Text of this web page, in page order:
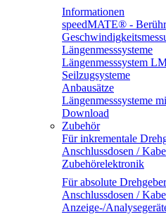
Informationen
speedMATE® -
Längenmesssysteme
Längenmesssystem
Seilzugsysteme
Anbausätze
Längenmesssysteme
Download
Zubehör
Für inkrementale
Anschlussdosen /
Zubehörelektronik
Für absolute Drehgeber
Anschlussdosen /
Anzeige-/